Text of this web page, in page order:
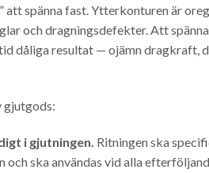
att spänna fast. Ytterkonturen är
och dragningsdefekter. Att
dåliga resultat — ojämn dragkraft,
gjutgods:
i gjutningen. Ritningen ska
och ska användas vid alla